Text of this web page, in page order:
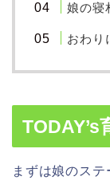
娘の寝
おわり
TODAY’s
まずは娘のステ